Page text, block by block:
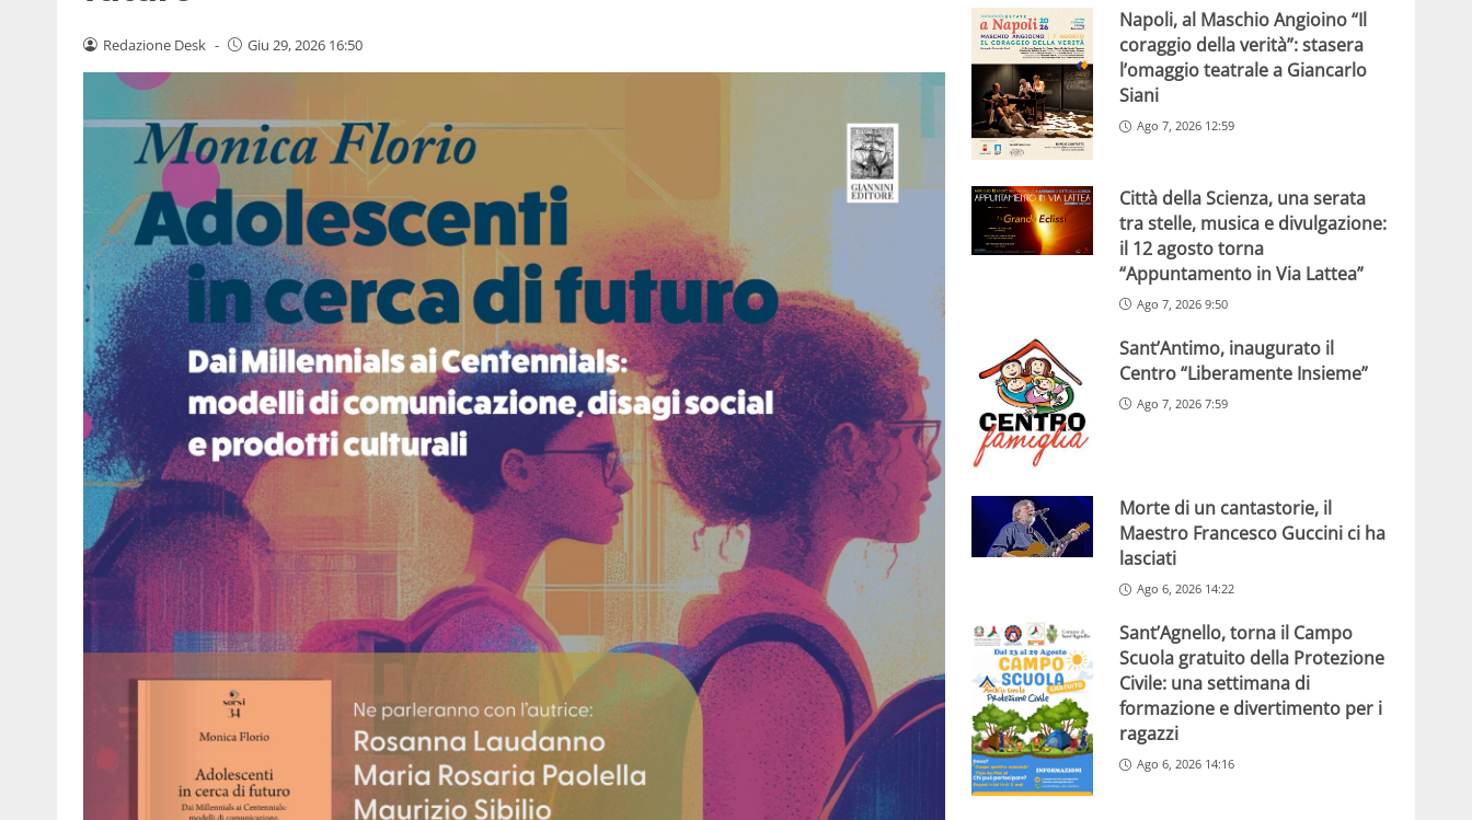
Redazione Desk - Giu 29, 2026 16:50
Napoli, al Maschio Angioino “Il
coraggio della verità”: stasera
l’omaggio teatrale a Giancarlo
Siani
Ago 7, 2026 12:59
Città della Scienza, una serata
tra stelle, musica e divulgazione:
il 12 agosto torna
“Appuntamento in Via Lattea”
Ago 7, 2026 9:50
Sant’Antimo, inaugurato il
Centro “Liberamente Insieme”
Ago 7, 2026 7:59
Morte di un cantastorie, il
Maestro Francesco Guccini ci ha
lasciati
Ago 6, 2026 14:22
Sant’Agnello, torna il Campo
Scuola gratuito della Protezione
Civile: una settimana di
formazione e divertimento per i
ragazzi
Ago 6, 2026 14:16